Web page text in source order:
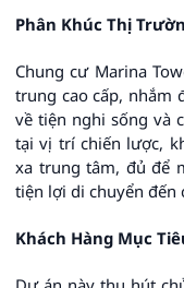
Phân Khúc Thị
Chung cư Marina
trung cao cấp, nhắm
về tiện nghi sống và
tại vị trí chiến lược,
xa trung tâm, đủ để
tiện lợi di chuyển đến
Khách Hàng Mục